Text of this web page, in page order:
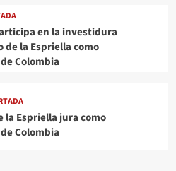
en la investidura
de la Espriella como
Colombia
la Espriella jura como
Colombia